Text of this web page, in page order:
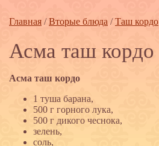
Главная /Вторые блюда /Таш кордо
Асма таш кордо
Асма таш кордо
1 туша барана,
500 г горного лука,
500 г дикого чеснока,
зелень,
соль,